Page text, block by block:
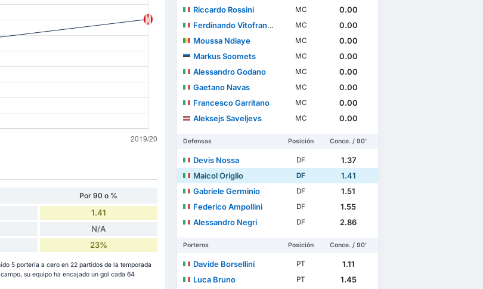
Por 90 o %
1.41
N/A
23%
5 portería a cero en 22 partidos de la temporada
su equipo ha encajado un gol cada 64
Riccardo Rossini
MC
0.00
Ferdinando Vitofrancesco
MC
0.00
Moussa Ndiaye
MC
0.00
Markus Soomets
MC
0.00
Alessandro Godano
MC
0.00
Gaetano Navas
MC
0.00
Francesco Garritano
MC
0.00
Aleksejs Saveljevs
MC 0.00
Defensas Posición Conce. / 90'
Devis Nossa DF
1.37
Maicol Origlio
DF
1.41
Gabriele Germinio
DF
1.51
Federico Ampollini
DF
1.55
Alessandro Negri
DF 2.86
Porteros Posición Conce. / 90'
Davide Borsellini PT
1.11
Luca Bruno
PT
1.45